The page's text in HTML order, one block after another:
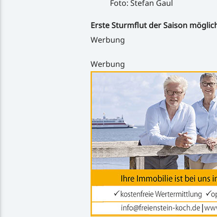
Foto: Stefan Gaul
Erste Sturmflut der Saison
Werbung
Werbung